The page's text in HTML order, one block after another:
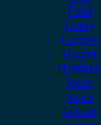
Ford
Geely
Gonow
Honda
Hyundai
Isuzu
iveco
Jaecoo